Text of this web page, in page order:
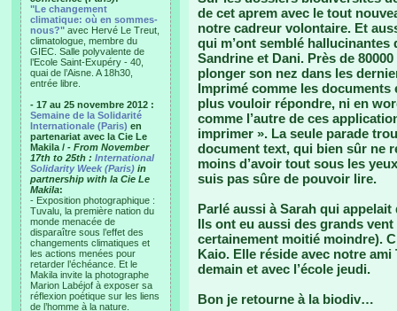
"Le changement
climatique: où en sommes-
nous?" avec Hervé Le Treut,
climatologue, membre du
GIEC. Salle polyvalente de
l’Ecole Saint-Exupéry - 40,
quai de l’Aisne. A 18h30,
entrée libre.
- 17 au 25 novembre 2012 :
Semaine de la Solidarité
Internationale (Paris) en
partenariat avec la Cie Le
Makila / - From November
17th to 25th : International
Solidarity Week (Paris) in
partnership with la Cie Le
Makila:
- Exposition photographique :
Tuvalu, la première nation du
monde menacée de
disparaître sous l’effet des
changements climatiques et
les actions menées pour
retarder l’échéance. Et le
Makila invite la photographe
Marion Labéjof à exposer sa
réflexion poétique sur les liens
de l’homme à la nature.
de cet aprem avec le tout
notre cadreur volontaire. Et
qui m’ont semblé
Sandrine et Dani. Près de
plonger son nez dans les
Imprimé comme les documents
plus vouloir répondre, ni en
comme l’autre de ces
imprimer ». La seule parade
document text, qui bien sûr ne
moins d’avoir tout sous les
suis pas sûre de pouvoir lire.
Parlé aussi à Sarah qui
Ils ont eu aussi des grands
certainement moitié moindre).
Kaio. Elle réside avec notre ami
demain et avec l’école jeudi.
Bon je retourne à la biodiv…